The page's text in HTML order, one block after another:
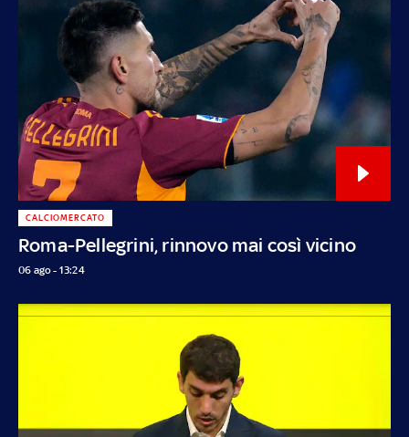
Roma-Pellegrini, rinnovo mai così vicino
CALCIOMERCATO
06 ago - 13:24